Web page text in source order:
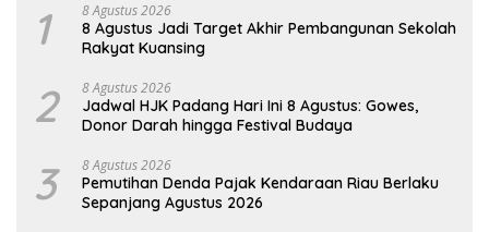
1 8 Agustus 2026
8 Agustus Jadi Target Akhir Pembangunan Sekolah
Rakyat Kuansing
2 8 Agustus 2026
Jadwal HJK Padang Hari Ini 8 Agustus: Gowes,
Donor Darah hingga Festival Budaya
3 8 Agustus 2026
Pemutihan Denda Pajak Kendaraan Riau Berlaku
Sepanjang Agustus 2026